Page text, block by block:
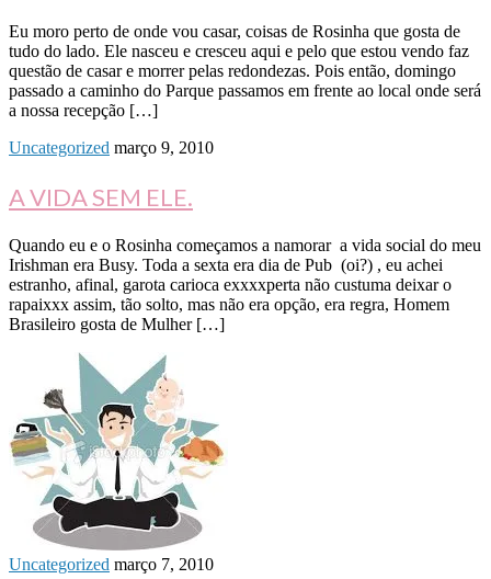
Eu moro perto de onde vou casar, coisas de Rosinha que gosta de
tudo do lado. Ele nasceu e cresceu aqui e pelo que estou vendo faz
questão de casar e morrer pelas redondezas. Pois então, domingo
passado a caminho do Parque passamos em frente ao local onde será
a nossa recepção […]
Uncategorized março 9, 2010
A VIDA SEM ELE.
Quando eu e o Rosinha começamos a namorar a vida social do meu
Irishman era Busy. Toda a sexta era dia de Pub (oi?) , eu achei
estranho, afinal, garota carioca exxxxperta não custuma deixar o
rapaixxx assim, tão solto, mas não era opção, era regra, Homem
Brasileiro gosta de Mulher […]
Uncategorized março 7, 2010